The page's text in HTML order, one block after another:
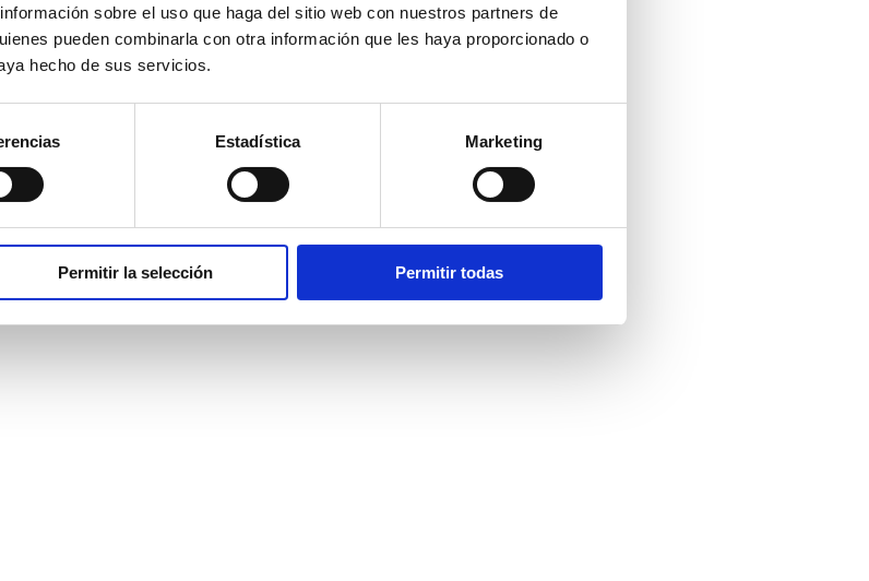
sobre el uso que haga del sitio web con nuestros partners de
pueden combinarla con otra información que les haya proporcionado o
hecho de sus servicios.
Estadística Marketing
Permitir la selección Permitir todas